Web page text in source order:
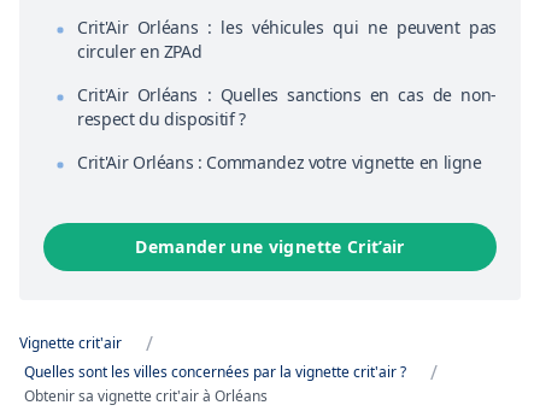
Crit'Air Orléans : les véhicules qui ne peuvent pas
circuler en ZPAd
Crit'Air Orléans : Quelles sanctions en cas de non-
respect du dispositif ?
Crit'Air Orléans : Commandez votre vignette en ligne
Demander une vignette Crit’air
Vignette crit'air /
Quelles sont les villes concernées par la vignette crit'air ? /
Obtenir sa vignette crit'air à Orléans